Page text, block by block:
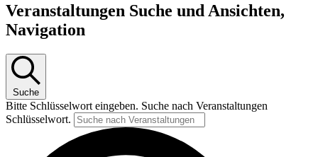
Veranstaltungen Suche und Ansichten,
Navigation
Suche
Bitte Schlüsselwort eingeben. Suche nach Veranstaltungen
Schlüsselwort.